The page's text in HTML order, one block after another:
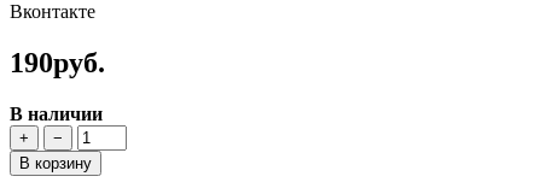
Вконтакте
190руб.
В наличии
+
−
В корзину